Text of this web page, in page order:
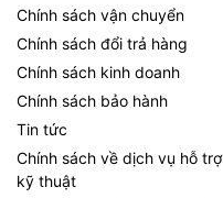
Chính sách vận chuyển
Chính sách đổi trả hàng
Chính sách kinh doanh
Chính sách bảo hành
Tin tức
Chính sách về dịch vụ hỗ trợ
kỹ thuật